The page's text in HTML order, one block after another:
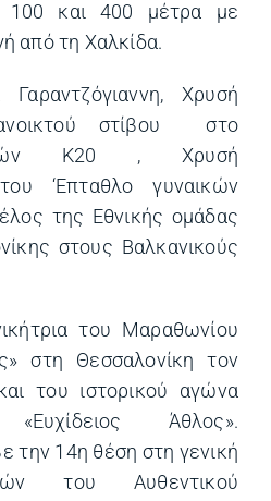
100 και 400 μέτρα με
από τη Χαλκίδα.
Χρυσή
ανοικτού στίβου στο
Κ20 , Χρυσή
‘Επταθλο γυναικών
της Εθνικής ομάδας
στους Βαλκανικούς
του Μαραθωνίου
στη Θεσσαλονίκη τον
του ιστορικού αγώνα
«Ευχίδειος Άθλος».
την 14η θέση στη γενική
του Αυθεντικού